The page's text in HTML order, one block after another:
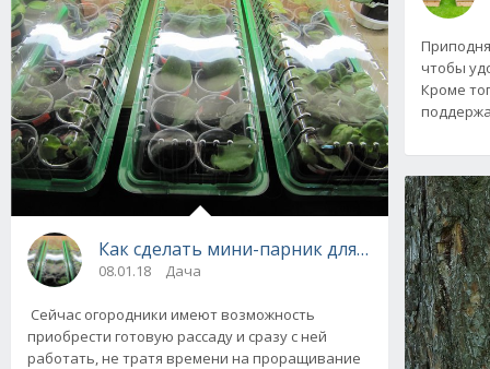
Как сделать мини-парник для выращивания
08.01.18 Дача
Сейчас огородники имеют возможность
приобрести готовую рассаду и сразу с ней
работать, не тратя времени на проращивание
чтобы
Кроме